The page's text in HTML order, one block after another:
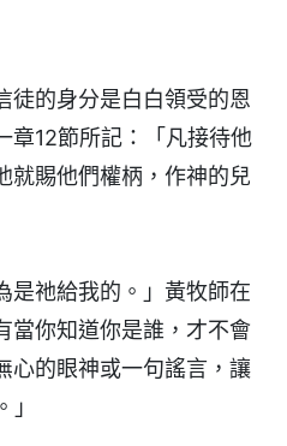
徒的身分是白白領受的恩
章12節所記：「凡接待他
就賜他們權柄，作神的兒
是祂給我的。」黃牧師在
當你知道你是誰，才不會
心的眼神或一句謠言，讓